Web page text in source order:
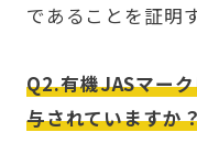
であることを証明
Q2.有機JASマー
与されていますか